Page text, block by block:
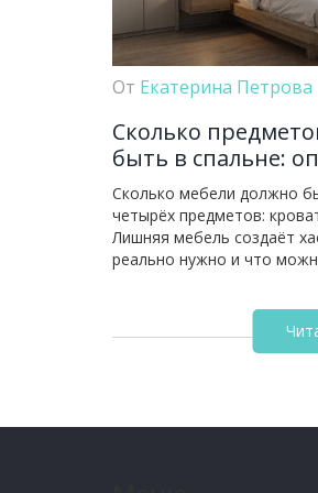
От Екатерина Петрова
Сколько
быть в спальне:
количество для
Сколько мебели должно
четырёх предметов:
Лишняя мебель создаёт
реально нужно и что